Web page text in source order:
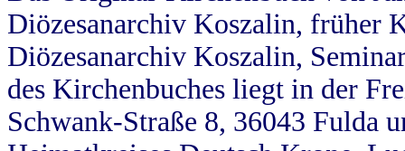
Diözesanarchiv Koszalin, früher
Diözesanarchiv Koszalin,
des Kirchenbuches liegt in der
Schwank-Straße 8, 36043 Fulda